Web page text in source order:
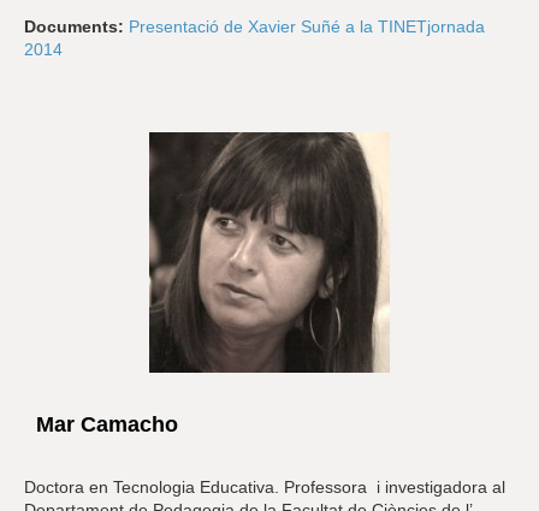
Documents: Presentació de Xavier Suñé a la TINETjornada
2014
Mar Camacho
Doctora en Tecnologia Educativa. Professora i investigadora al